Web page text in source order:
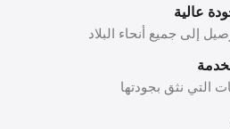
عالية
إلى جميع أنحاء البلاد
التي نثق بجودتها